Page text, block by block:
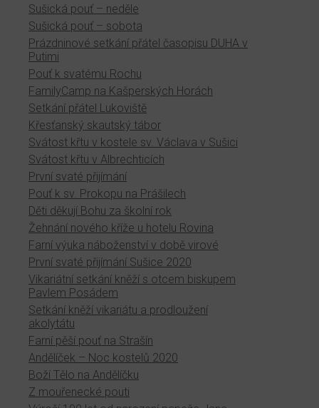
Sušická pouť – neděle
Sušická pouť – sobota
Prázdninové setkání přátel časopisu DUHA v
Putimi
Pouť k svatému Rochu
FamilyCamp na Kašperských Horách
Setkání přátel Lukoviště
Křesťanský skautský tábor
Svátost křtu v kostele sv. Václava v Sušici
Svátost křtu v Albrechticích
První svaté přijímání
Pouť k sv. Prokopu na Prášilech
Děti děkují Bohu za školní rok
Žehnání nového kříže u hotelu Rovina
Farní výuka náboženství v době virové
První svaté přijímání Sušice 2020
Vikariátní setkání kněží s otcem biskupem
Pavlem Posádem
Setkání kněží vikariátu a prodloužení
akolytátu
Farní pěší pouť na Strašín
Andělíček – Noc kostelů 2020
Boží Tělo na Andělíčku
Z mouřenecké pouti